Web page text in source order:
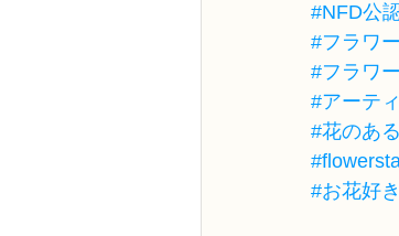
#NFD公
#フラワ
#フラワ
#アーテ
#花のあ
#お花好